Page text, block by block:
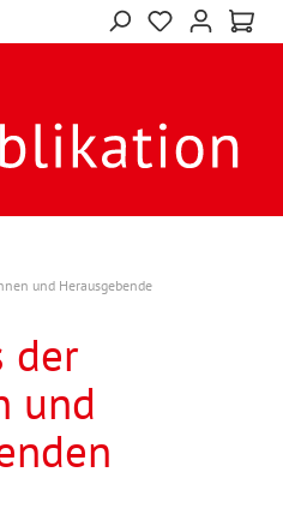
und Herausgebende
der
und